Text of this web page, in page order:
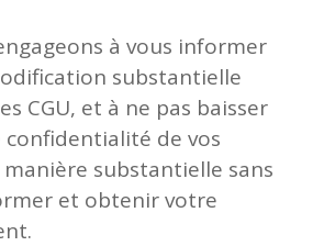
à vous informer
substantielle
CGU, et à ne pas baisser
confidentialité de vos
substantielle sans
et obtenir votre